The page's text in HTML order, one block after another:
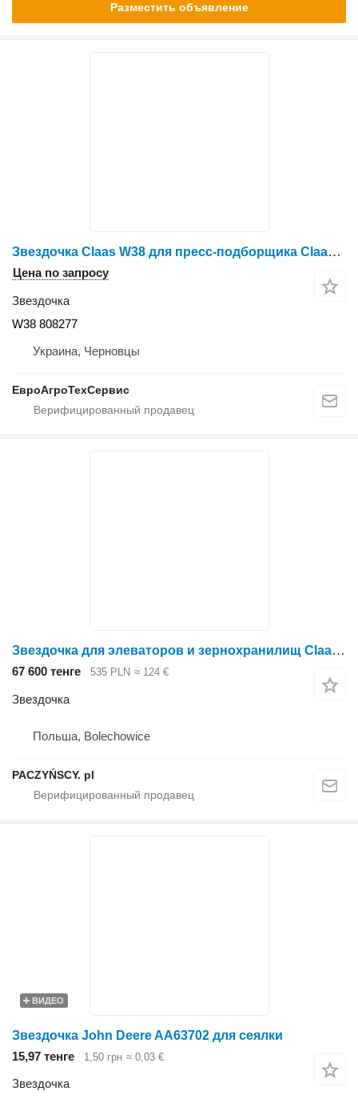
Разместить объявление
Звездочка Claas W38 для пресс-подборщика Claas Markant
Цена по запросу
Звездочка
W38 808277
Украина, Черновцы
ЕвроАгроТехСервис
Звездочка для элеваторов и зернохранилищ Claas Z-19
67 600 тенге 535 PLN ≈ 124 €
Звездочка
Польша, Bolechowice
PACZYŃSCY. pl
ВИДЕО
Звездочка John Deere AA63702 для сеялки
15,97 тенге
1,50 грн ≈ 0,03 €
Звездочка